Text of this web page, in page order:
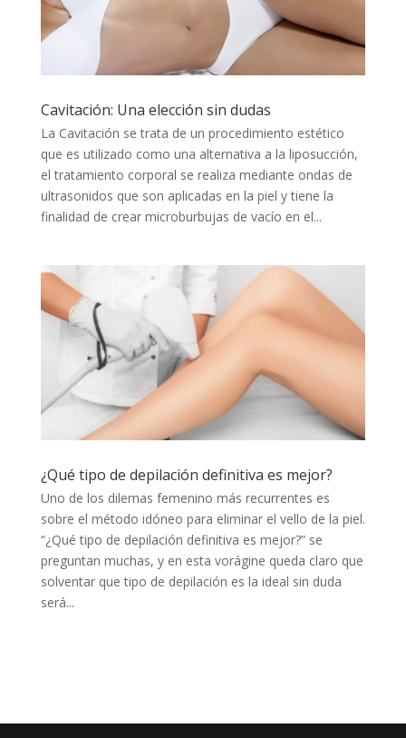
Cavitación: Una elección sin dudas
La Cavitación se trata de un procedimiento estético
que es utilizado como una alternativa a la liposucción,
el tratamiento corporal se realiza mediante ondas de
ultrasonidos que son aplicadas en la piel y tiene la
finalidad de crear microburbujas de vacío en el...
¿Qué tipo de depilación definitiva es mejor?
Uno de los dilemas femenino más recurrentes es
sobre el método idóneo para eliminar el vello de la piel.
“¿Qué tipo de depilación definitiva es mejor?” se
preguntan muchas, y en esta vorágine queda claro que
solventar que tipo de depilación es la ideal sin duda
será...